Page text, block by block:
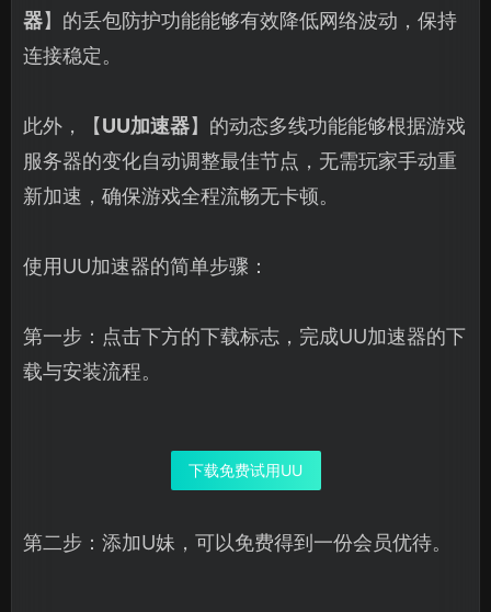
器】的丢包防护功能能够有效降低网络波动，保持
连接稳定。
此外，【UU加速器】的动态多线功能能够根据游戏
服务器的变化自动调整最佳节点，无需玩家手动重
新加速，确保游戏全程流畅无卡顿。
使用UU加速器的简单步骤：
第一步：点击下方的下载标志，完成UU加速器的下
载与安装流程。
下载免费试用UU
第二步：添加U妹，可以免费得到一份会员优待。